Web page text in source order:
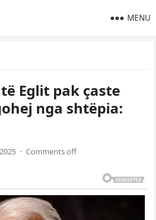
MENU
Eglit pak çaste
nga shtëpia:
· Comments off